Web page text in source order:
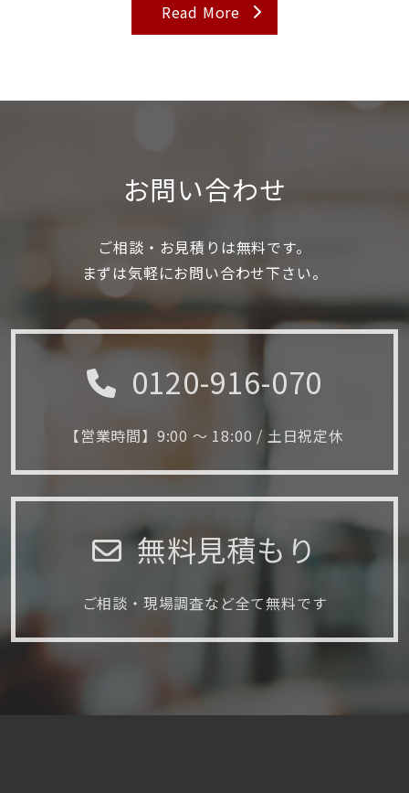
Read More
お問い合わせ
ご相談・お見積りは無料です。
まずは気軽にお問い合わせ下さい。
0120-916-070
【営業時間】9:00 ～ 18:00 / 土日祝定休
無料見積もり
ご相談・現場調査など全て無料です